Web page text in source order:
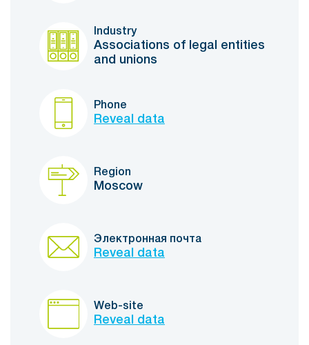
Industry
Associations of legal entities
and unions
Phone
Reveal data
Region
Moscow
Электронная почта
Reveal data
Web-site
Reveal data